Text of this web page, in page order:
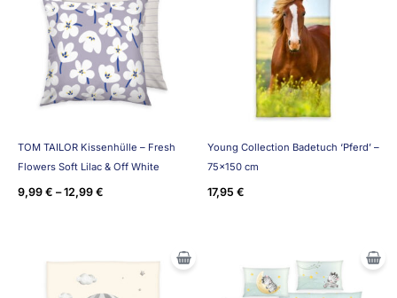
TOM TAILOR Kissenhülle – Fresh
Flowers Soft Lilac & Off White
9,99 € –12,99 €
Young Collection Badetuch ‘Pferd’ –
75×150 cm
17,95 €